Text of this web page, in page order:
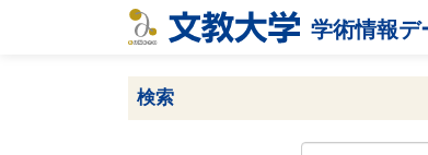
学術情報デ
検索